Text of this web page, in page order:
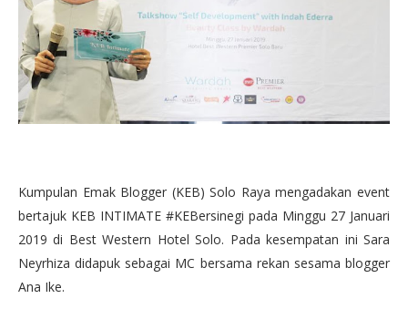
Kumpulan Emak Blogger (KEB) Solo Raya mengadakan event
bertajuk KEB INTIMATE #KEBersinegi pada Minggu 27 Januari
2019 di Best Western Hotel Solo. Pada kesempatan ini Sara
Neyrhiza didapuk sebagai MC bersama rekan sesama blogger
Ana Ike.